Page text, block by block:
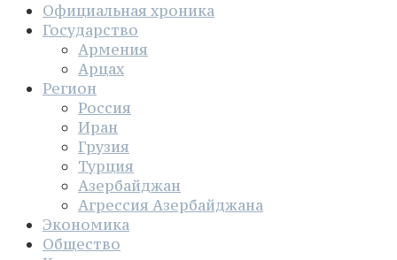
Официальная хроника
Государство
Армения
Арцах
Регион
Россия
Иран
Грузия
Турция
Азербайджан
Агрессия Азербайджана
Экономика
Общество